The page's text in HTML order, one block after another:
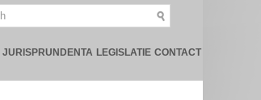
JURISPRUNDENTA LEGISLATIE CONTACT